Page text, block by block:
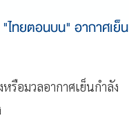
ทยตอนบน" อากาศเย็น
รือมวลอากาศเย็นกำลัง